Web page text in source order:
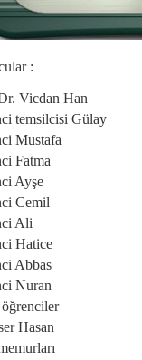
:
Vicdan Han
temsilcisi Gülay
Mustafa
Fatma
Ayşe
Cemil
Ali
Hatice
Abbas
Nuran
Hasan